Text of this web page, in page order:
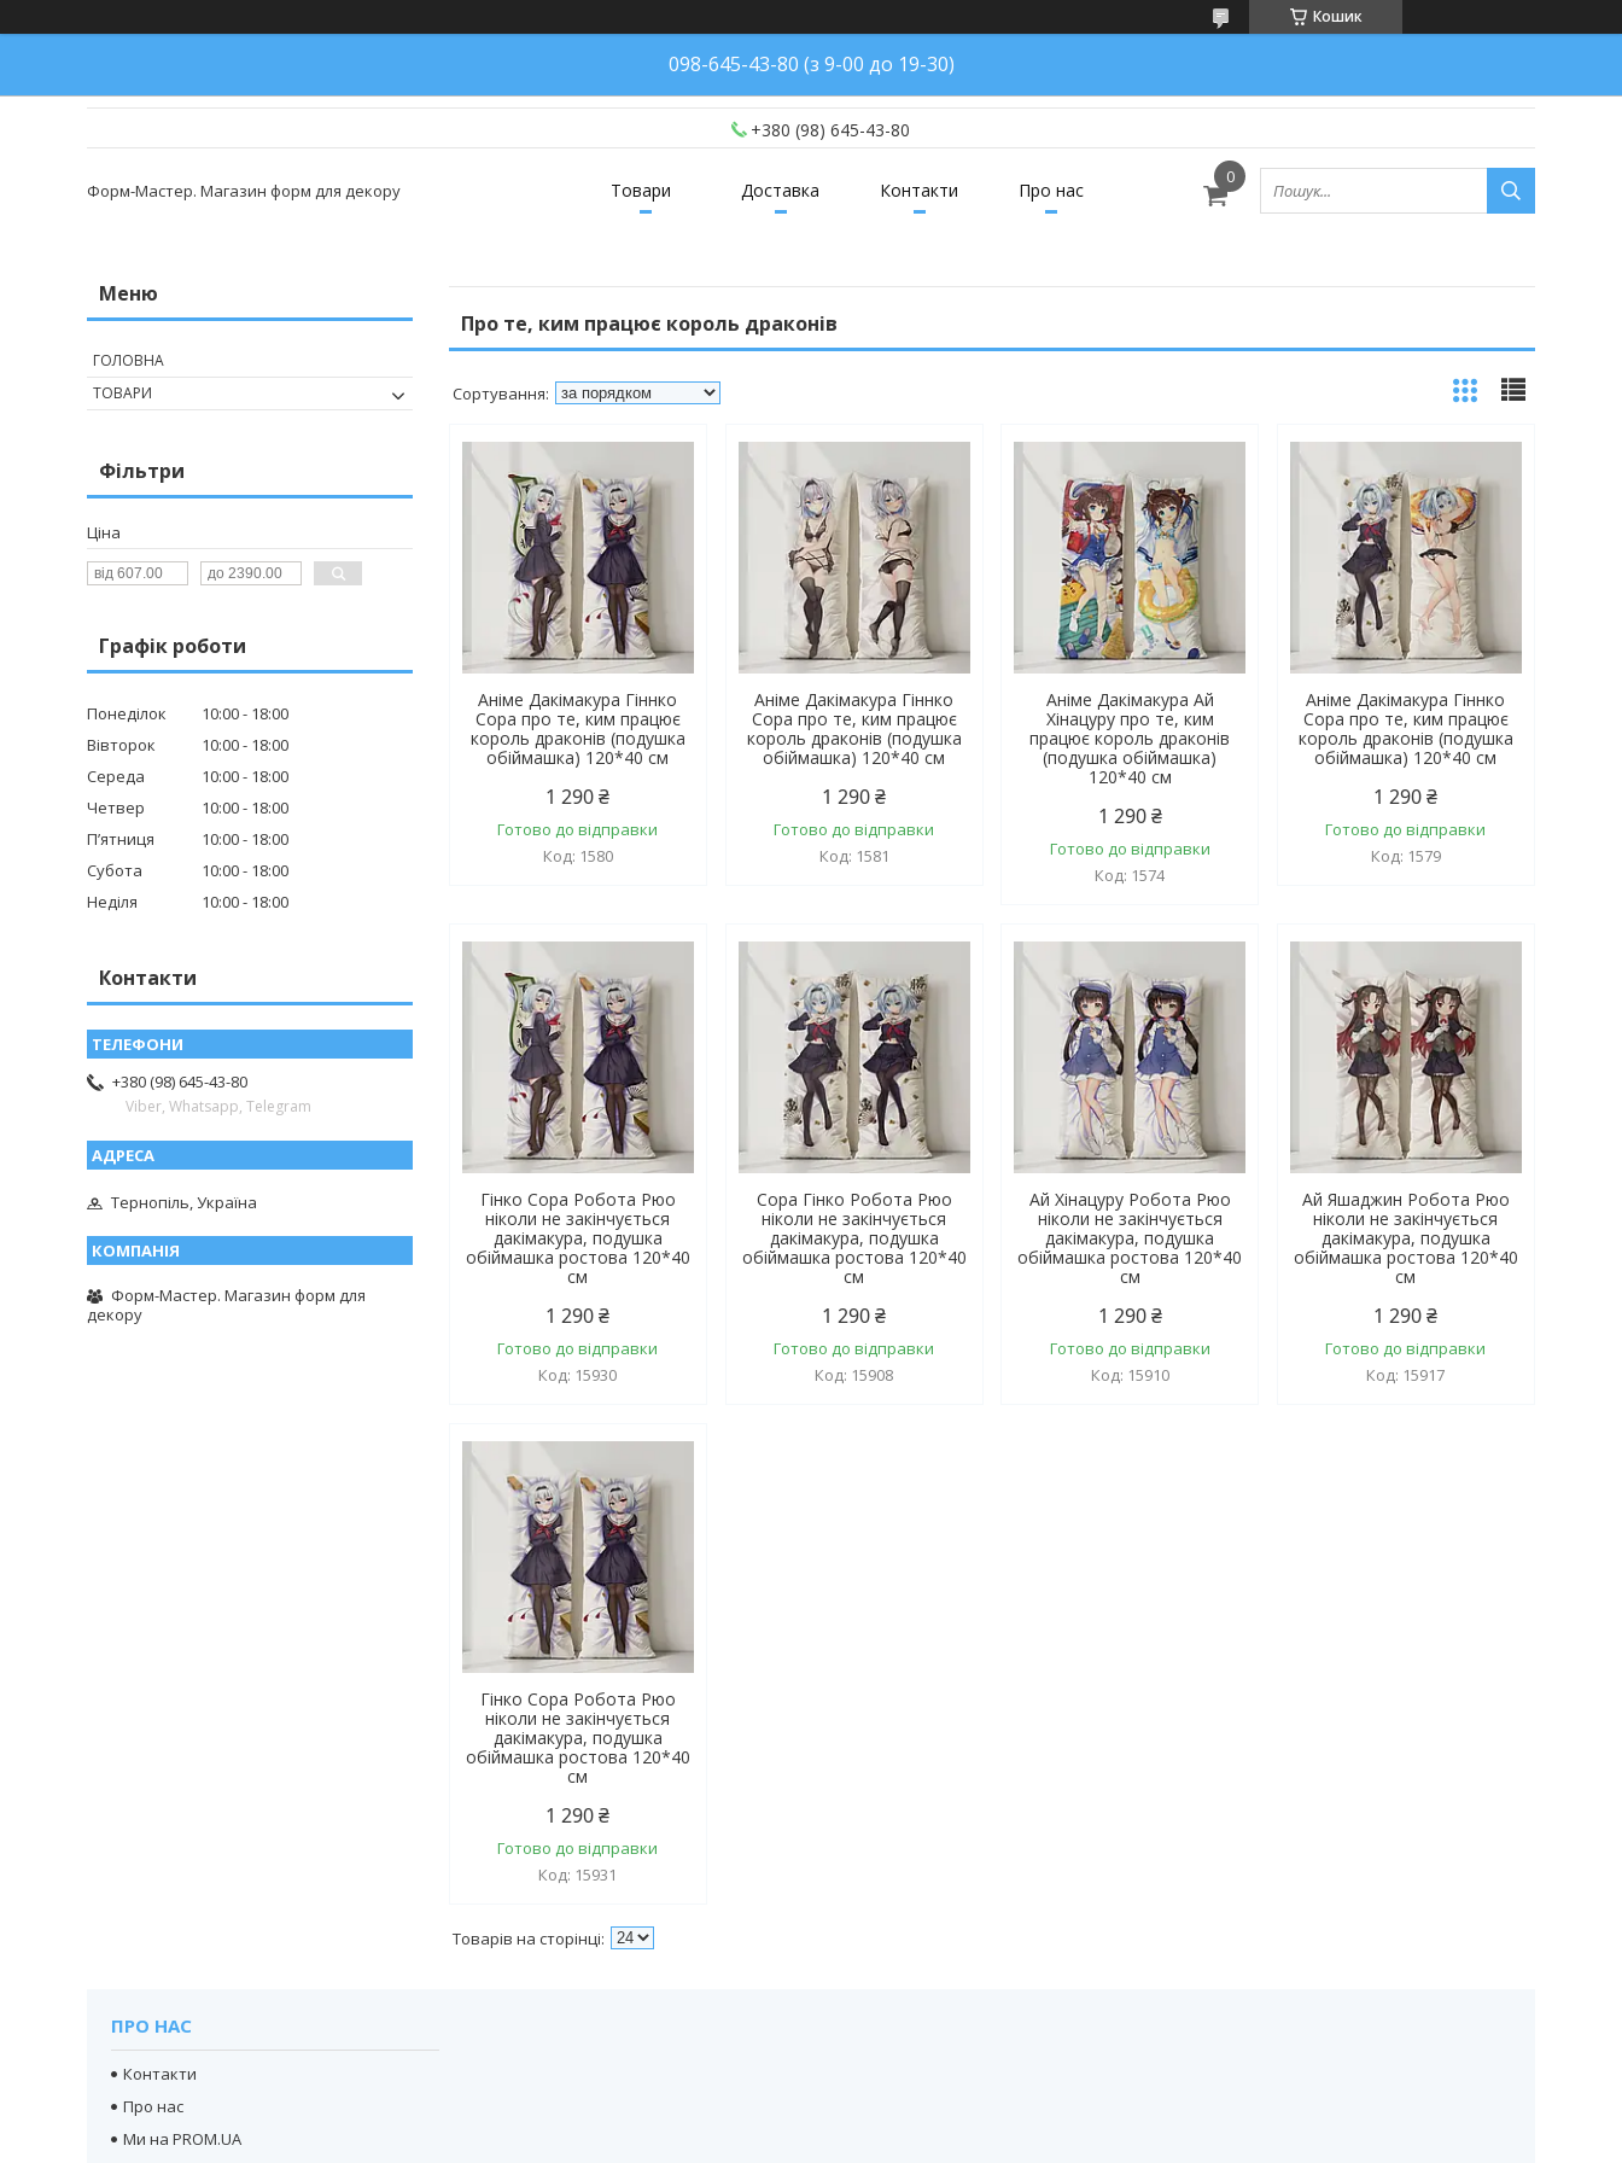
Кошик
098-645-43-80 (з 9-00 до 19-30)
+380 (98) 645-43-80
Форм-Мастер. Магазин форм для декору Товари Доставка Контакти Про нас
Про те, ким працює король драконів
Аніме Дакімакура Гіннко
Сора про те, ким працює
король драконів (подушка
обіймашка) 120*40 см
1 290 ₴
Готово до відправки
1580
Аніме Дакімакура Гіннко
Сора про те, ким працює
король драконів (подушка
обіймашка) 120*40 см
1 290 ₴
Готово до відправки
1581
Аніме Дакімакура Ай
Хінацуру про те, ким
працює король драконів
(подушка обіймашка)
120*40 см
1 290 ₴
Готово до відправки
1574
Аніме Дакімакура Гіннко
Сора про те, ким працює
король драконів (подушка
обіймашка) 120*40 см
1 290 ₴
Готово до відправки
1579
Гінко Сора Робота Рюо
ніколи не закінчується
дакімакура, подушка
обіймашка ростова 120*40
см
1 290 ₴
Готово до відправки
15930
Сора Гінко Робота Рюо
ніколи не закінчується
дакімакура, подушка
обіймашка ростова 120*40
см
1 290 ₴
Готово до відправки
15908
Ай Хінацуру Робота Рюо
ніколи не закінчується
дакімакура, подушка
обіймашка ростова 120*40
см
1 290 ₴
Готово до відправки
15910
Ай Яшаджин Робота Рюо
ніколи не закінчується
дакімакура, подушка
обіймашка ростова 120*40
см
1 290 ₴
Готово до відправки
15917
Гінко Сора Робота Рюо
ніколи не закінчується
дакімакура, подушка
обіймашка ростова 120*40
см
1 290 ₴
Готово до відправки
15931
ГОЛОВНА
ТОВАРИ
Фільтри
Ціна
Графік роботи
Понеділок 10:00
18:00
Вівторок
10:00
18:00
Середа
10:00
18:00
Четвер
10:00
18:00
Пʼятниця
10:00
18:00
Субота
10:00
18:00
Неділя
10:00 18:00
Контакти
+380 (98) 645-43-80
Viber, Whatsapp, Telegram
Тернопіль, Україна
Форм-Мастер. Магазин форм для
декору
ПРО НАС
Контакти
Про нас
Ми на PROM.UA